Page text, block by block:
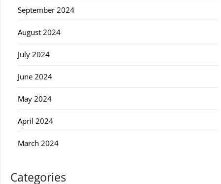
September 2024
August 2024
July 2024
June 2024
May 2024
April 2024
March 2024
Categories